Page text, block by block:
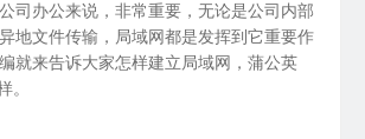
司办公来说，非常重要，无论是公司内部
地文件传输，局域网都是发挥到它重要作
就来告诉大家怎样建立局域网，蒲公英
。